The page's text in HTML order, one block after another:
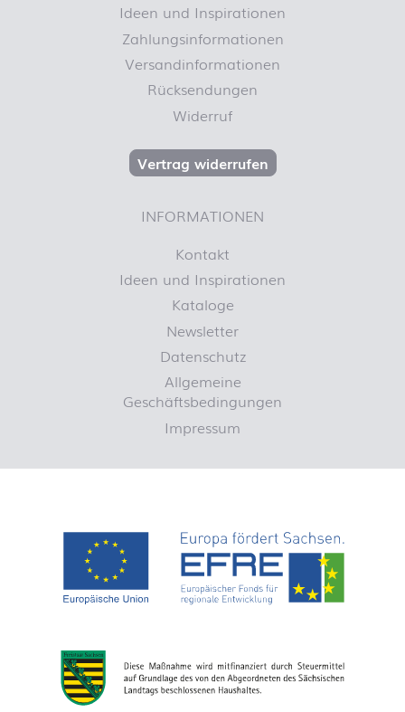
Ideen und Inspirationen
Zahlungsinformationen
Versandinformationen
Rücksendungen
Widerruf
Vertrag widerrufen
INFORMATIONEN
Kontakt
Ideen und Inspirationen
Kataloge
Newsletter
Datenschutz
Allgemeine
Geschäftsbedingungen
Impressum